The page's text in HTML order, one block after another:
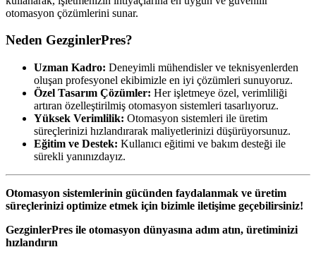
otomasyon çözümlerini sunar.
Neden GezginlerPres?
Uzman Kadro: Deneyimli mühendisler ve teknisyenlerden
oluşan profesyonel ekibimizle en iyi çözümleri sunuyoruz.
Özel Tasarım Çözümler: Her işletmeye özel, verimliliği
artıran özelleştirilmiş otomasyon sistemleri tasarlıyoruz.
Yüksek Verimlilik: Otomasyon sistemleri ile üretim
süreçlerinizi hızlandırarak maliyetlerinizi düşürüyorsunuz.
Eğitim ve Destek: Kullanıcı eğitimi ve bakım desteği ile
sürekli yanınızdayız.
Otomasyon sistemlerinin gücünden faydalanmak ve üretim
süreçlerinizi optimize etmek için bizimle iletişime geçebilirsiniz!
GezginlerPres ile otomasyon dünyasına adım atın, üretiminizi
hızlandırın